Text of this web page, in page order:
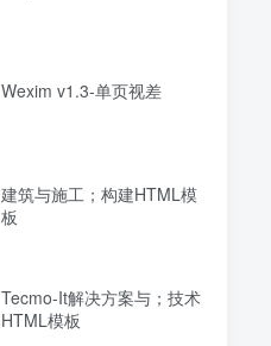
Wexim v1.3-单页视差
建筑与施工；构建HTML模
板
Tecmo-It解决方案与；技术
HTML模板